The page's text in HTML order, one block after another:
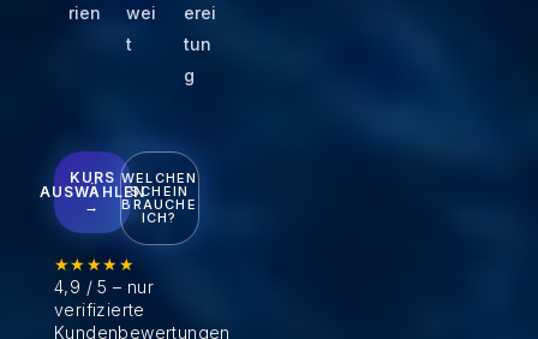
rien
wei
t
erei
tun
g
KURS
AUSWÄHLEN
→
WELCHEN
SCHEIN
BRAUCHE
ICH?
★★★★★
4,9 / 5 – nur
verifizierte
Kundenbewertungen